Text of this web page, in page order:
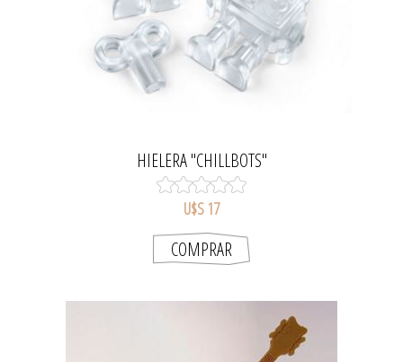
HIELERA "CHILLBOTS"
U$S 17